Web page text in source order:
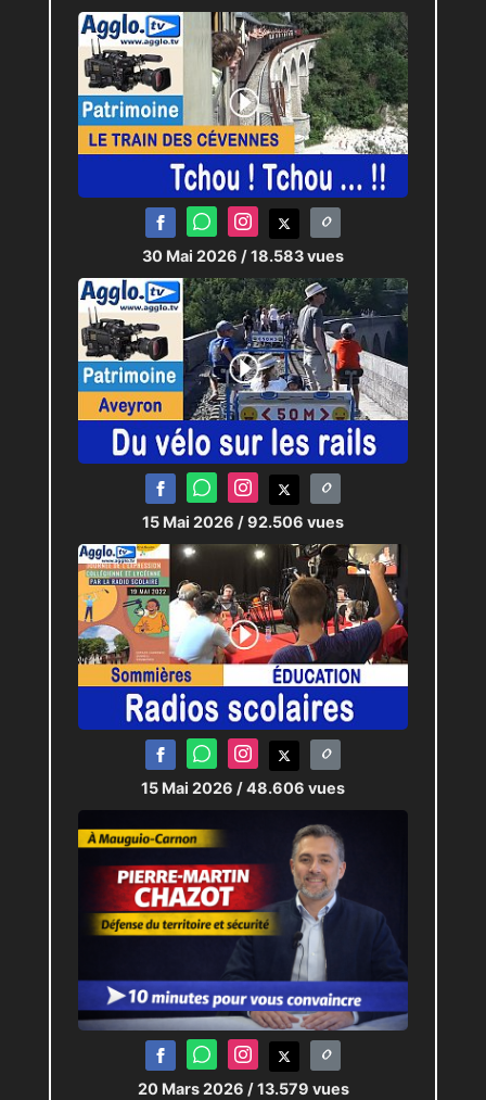
30 Mai 2026 / 18.583 vues
15 Mai 2026 / 92.506 vues
15 Mai 2026 / 48.606 vues
20 Mars 2026 / 13.579 vues